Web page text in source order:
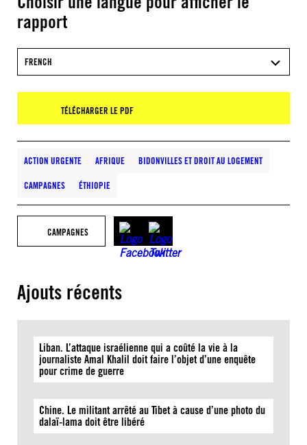
rapport
FRENCH
TÉLÉCHARGER LE PDF
ACTION URGENTE AFRIQUE BIDONVILLES ET DROIT AU LOGEMENT
CAMPAGNES ÉTHIOPIE
CAMPAGNES
Ajouts récents
Liban. L’attaque israélienne qui a coûté la vie à la
journaliste Amal Khalil doit faire l’objet d’une enquête
pour crime de guerre
Chine. Le militant arrêté au Tibet à cause d’une photo du
dalaï-lama doit être libéré